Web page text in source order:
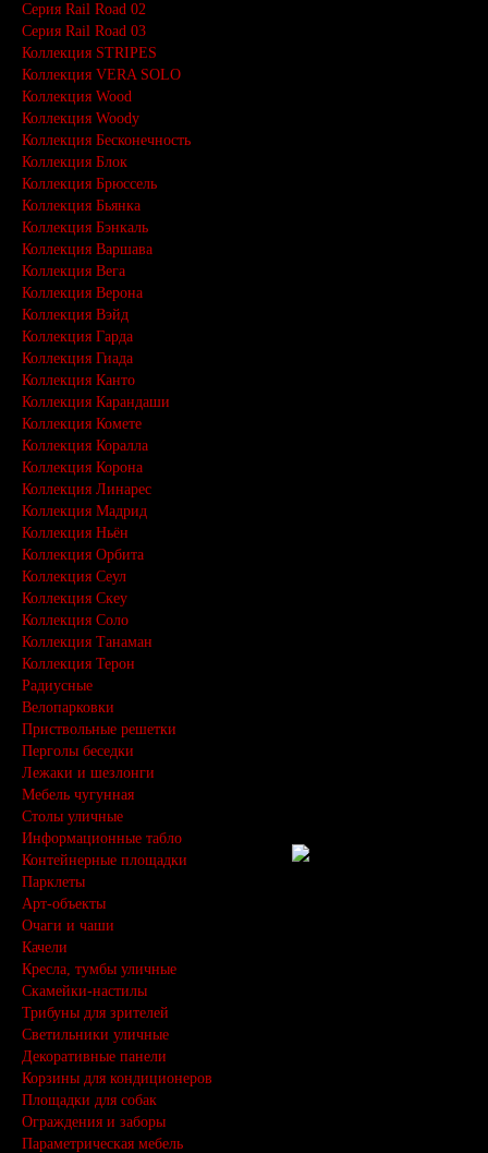
Серия Rail Road 02
Серия Rail Road 03
Коллекция STRIPES
Коллекция VERA SOLO
Коллекция Wood
Коллекция Woody
Коллекция Бесконечность
Коллекция Блок
Коллекция Брюссель
Коллекция Бьянка
Коллекция Бэнкаль
Коллекция Варшава
Коллекция Вега
Коллекция Верона
Коллекция Вэйд
Коллекция Гарда
Коллекция Гиада
Коллекция Канто
Коллекция Карандаши
Коллекция Комете
Коллекция Коралла
Коллекция Корона
Коллекция Линарес
Коллекция Мадрид
Коллекция Ньён
Коллекция Орбита
Коллекция Сеул
Коллекция Скеу
Коллекция Соло
Коллекция Танаман
Коллекция Терон
Радиусные
Велопарковки
Приствольные решетки
Перголы беседки
Лежаки и шезлонги
Мебель чугунная
Столы уличные
Информационные табло
Контейнерные площадки
Парклеты
Арт-объекты
Очаги и чаши
Качели
Кресла, тумбы уличные
Скамейки-настилы
Трибуны для зрителей
Светильники уличные
Декоративные панели
Корзины для кондиционеров
Площадки для собак
Ограждения и заборы
Параметрическая мебель